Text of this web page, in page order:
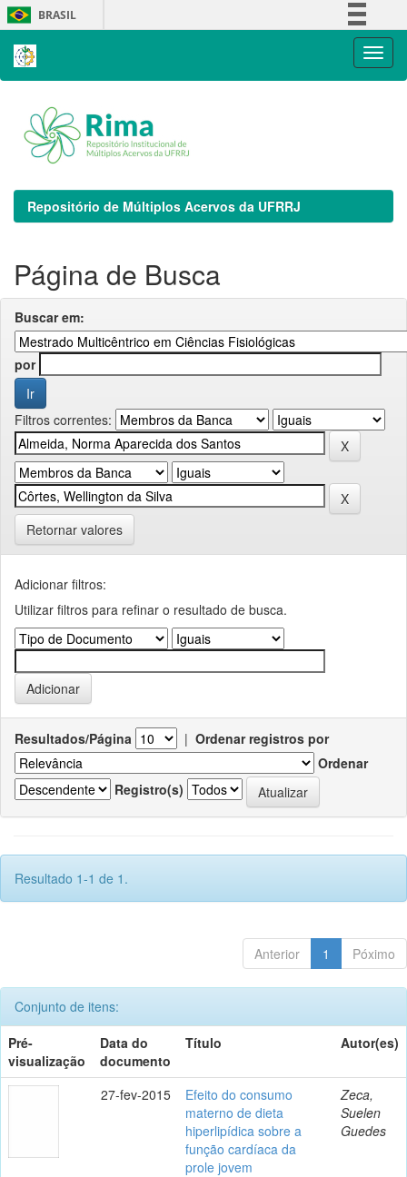
Skip
navigation
BRASIL
Repositório de Múltiplos Acervos da UFRRJ
Página de Busca
Buscar em:
por
Filtros correntes:
Retornar valores
Adicionar filtros:
Utilizar filtros para refinar o resultado de busca.
Resultados/Página | Ordenar registros por
Ordenar
Registro(s)
Resultado 1-1 de 1.
Anterior 1 Póximo
Conjunto de itens:
Pré-
visualização
Data do
documento
Título Autor(es)
27-fev-2015
Efeito do consumo
materno de dieta
hiperlipídica sobre a
função cardíaca da
prole jovem
Zeca,
Suelen
Guedes